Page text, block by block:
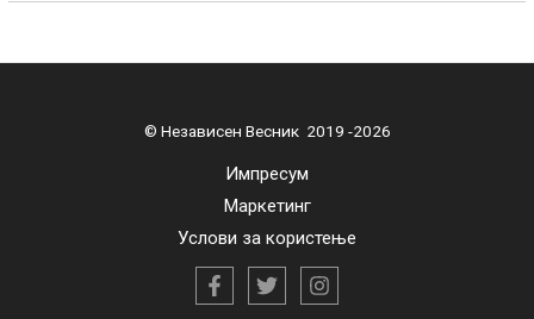
© Независен Весник 2019 -2026
Импресум
Маркетинг
Услови за користење